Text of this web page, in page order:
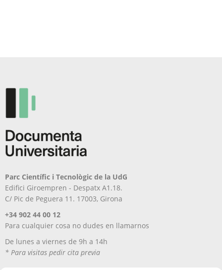
Parc Científic i Tecnològic de la UdG
Edifici Giroempren - Despatx A1.18.
C/ Pic de Peguera 11. 17003, Girona
+34 902 44 00 12
Para cualquier cosa no dudes en llamarnos
De lunes a viernes de 9h a 14h
* Para visitas pedir cita previa